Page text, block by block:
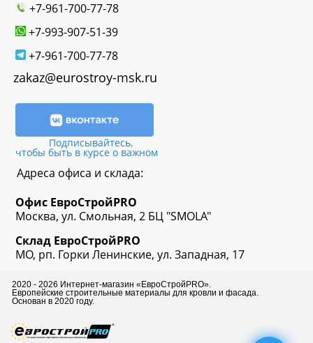
+7-961-700-77-78
+7-993-907-51-39
+7-961-700-77-78
zakaz@eurostroy-msk.ru
Подписывайтесь,
чтобы быть в курсе о важном
Адреса офиса и склада:
Офис ЕвроСтройPRO
Москва, ул. Смольная, 2 БЦ "SMOLA"
Склад ЕвроСтройPRO
МО, рп. Горки Ленинские, ул. Западная, 17
2020 - 2026 Интернет-магазин «ЕвроСтройPRO».
Европейские строительные материалы для кровли и фасада.
Основан в 2020 году.